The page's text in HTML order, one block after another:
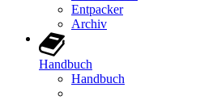
Entpacker
Archiv
Handbuch
Handbuch